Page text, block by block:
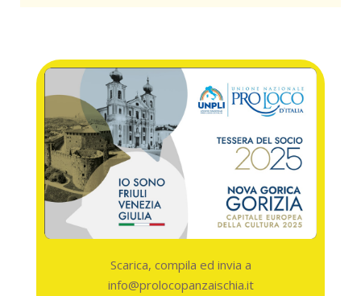
Scarica, compila ed invia a
info@prolocopanzaischia.it